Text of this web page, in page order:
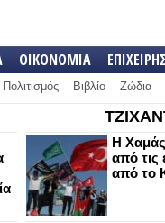
ΟΙΚΟΝΟΜΙΑ
Πολιτισμός Βιβλίο Ζώδια
Η Χαμάς
από τις
από το